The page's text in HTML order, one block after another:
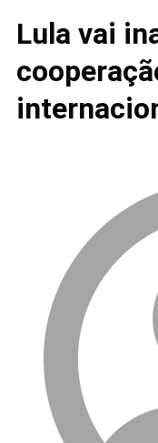
Lula vai